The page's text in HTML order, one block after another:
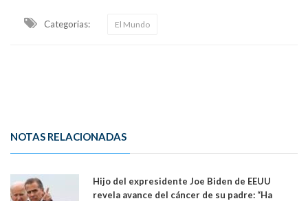
Categorias: El Mundo
NOTAS RELACIONADAS
Hijo del expresidente Joe Biden de EEUU
revela avance del cáncer de su padre: “Ha